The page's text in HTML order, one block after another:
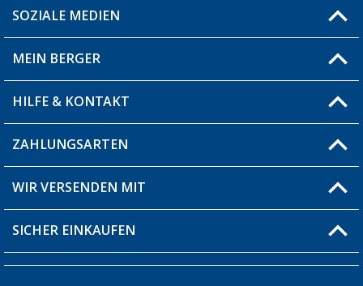
Du hast eine Frage?
Filiale finden
SOZIALE MEDIEN
MEIN BERGER
Blog
Produkttester
Über uns
HILFE & KONTAKT
Fragen & Antworten / FAQ
Versandinformationen
Bestellstatus
ZAHLUNGSARTEN
WIR VERSENDEN MIT
SICHER EINKAUFEN